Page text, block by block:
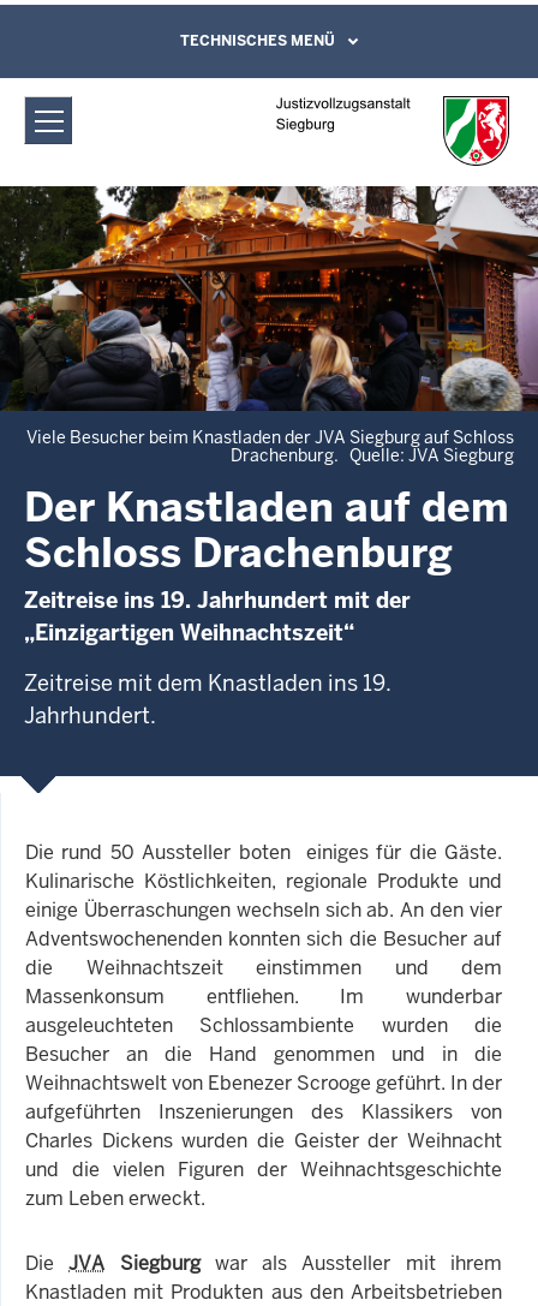
Justizvollzugsanstalt Siegburg: Der
Knastladen auf dem Schloss
Drachenburg
Direkt zum Inhalt
Leichte Sprache, Gebärdensprachenvideo
und Kontaktformular
TECHNISCHES MENÜ
Viele Besucher beim Knastladen der JVA Siegburg auf Schloss
Drachenburg. Quelle: JVA Siegburg
Der Knastladen auf dem
Schloss Drachenburg
Zeitreise ins 19. Jahrhundert mit der
„Einzigartigen Weihnachtszeit“
Zeitreise mit dem Knastladen ins 19.
Jahrhundert.
Die rund 50 Aussteller boten einiges für die Gäste.
Kulinarische Köstlichkeiten, regionale Produkte und
einige Überraschungen wechseln sich ab. An den vier
Adventswochenenden konnten sich die Besucher auf
die Weihnachtszeit einstimmen und dem
Massenkonsum entfliehen. Im wunderbar
ausgeleuchteten Schlossambiente wurden die
Besucher an die Hand genommen und in die
Weihnachtswelt von Ebenezer Scrooge geführt. In der
aufgeführten Inszenierungen des Klassikers von
Charles Dickens wurden die Geister der Weihnacht
und die vielen Figuren der Weihnachtsgeschichte
zum Leben erweckt.
DieJVA Siegburgwar als Aussteller mit ihrem
Knastladen mit Produkten aus den Ar­beitsbetrieben